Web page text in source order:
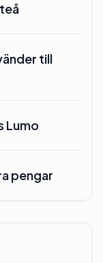
till
Lumo
pengar